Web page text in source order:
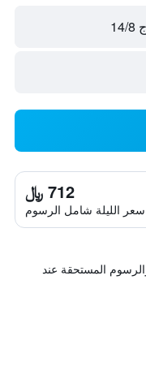
ج 14/8
712 ﷼
سعر الليلة شامل الرسوم
المستحقة عند